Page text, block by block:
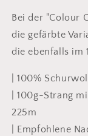
Bei der "Colour
die gefärbte
die ebenfalls im
| 100%
| 100g-Strang
225m
| Empfohlene